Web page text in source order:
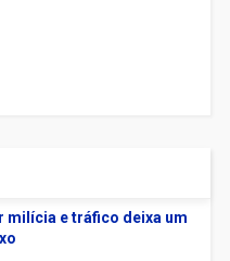
milícia e tráfico deixa um